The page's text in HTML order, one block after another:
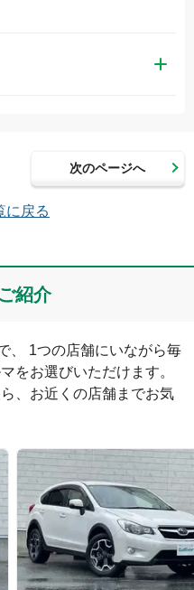
0文字/140文字
次のページへ
に戻る
紹介
、 1つの店舗にいながら毎
をお選びいただけます。
、お近くの店舗までお気